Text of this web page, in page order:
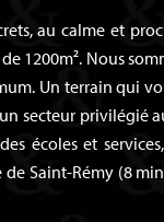
au calme et
1200m². Nous
Un terrain qui
secteur
écoles et
Saint-Rémy (8